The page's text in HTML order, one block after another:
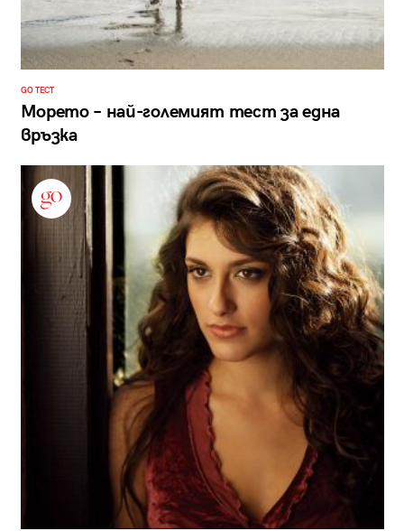
GO ТЕСТ
Морето – най-големият тест за една
връзка